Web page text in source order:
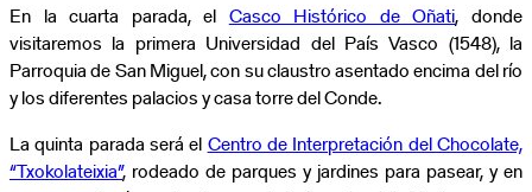
En la cuarta parada, el Casco Histórico de Oñati, donde
visitaremos la primera Universidad del País Vasco (1548), la
Parroquia de San Miguel, con su claustro asentado encima del río
y los diferentes palacios y casa torre del Conde.
La quinta parada será el Centro de Interpretación del Chocolate,
“Txokolateixia”, rodeado de parques y jardines para pasear, y en